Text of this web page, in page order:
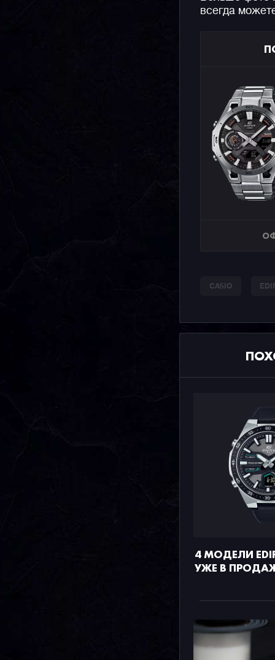
всегда
CASIO
4 МОДЕЛИ
УЖЕ В